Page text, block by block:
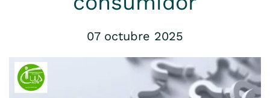
07 octubre 2025